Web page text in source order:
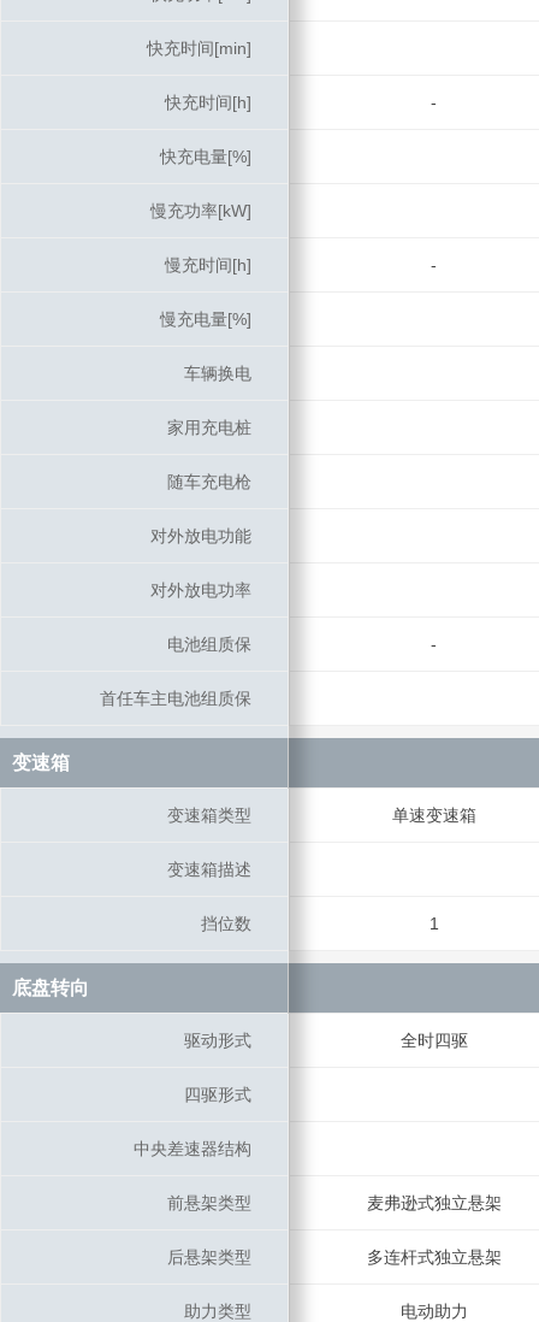
快充时间[min]
快充时间[h] -
快充电量[%]
慢充功率[kW]
慢充时间[h] -
慢充电量[%]
车辆换电
家用充电桩
随车充电枪
对外放电功能
对外放电功率
电池组质保 -
首任车主电池组质保
变速箱
变速箱类型 单速变速箱
变速箱描述
挡位数 1
底盘转向
驱动形式 全时四驱
四驱形式
中央差速器结构
前悬架类型 麦弗逊式独立悬架
后悬架类型 多连杆式独立悬架
助力类型 电动助力
快充时间[min]
快充时间[h]
快充电量[%]
慢充功率[kW]
慢充时间[h]
慢充电量[%]
车辆换电
家用充电桩
随车充电枪
对外放电功能
对外放电功率
电池组质保
首任车主电池组质保
变速箱
变速箱类型
变速箱描述
挡位数
底盘转向
驱动形式
四驱形式
中央差速器结构
前悬架类型
后悬架类型
助力类型